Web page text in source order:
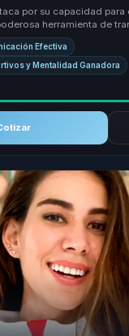
por su capacidad para
herramienta de
Efectiva
y Mentalidad Ganadora